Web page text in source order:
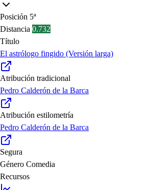
Posición 5ª
Distancia 0.732
Título
El astrólogo fingido (Versión larga)
Atribución tradicional
Pedro Calderón de la Barca
Atribución estilometría
Pedro Calderón de la Barca
Segura
Género Comedia
Recursos